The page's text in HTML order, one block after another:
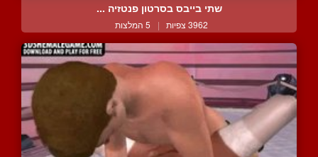
שתי בייבס בסרטון פנטזיה ...
3962 צפיות | 5 המלצות